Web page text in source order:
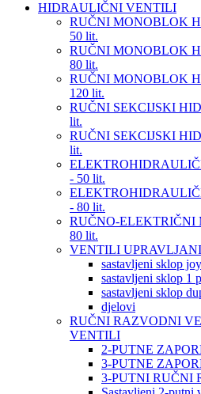
HIDRAULIČNI VENTILI
RUČNI MONOBLOK
50 lit.
RUČNI MONOBLOK
80 lit.
RUČNI MONOBLOK
120 lit.
RUČNI SEKCIJSKI
lit.
RUČNI SEKCIJSKI
lit.
- 50 lit.
- 80 lit.
RUČNO-
80 lit.
VENTILI
sastavljeni sklop
sastavljeni sklop 1
sastavljeni sklop
djelovi
RUČNI RAZVODNI
VENTILI
2-PUTNE
3-PUTNE
3-PUTNI RUČNI